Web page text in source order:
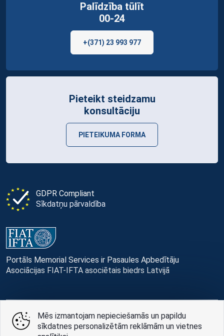
GDPR Compliant
Sīkdatņu pārvaldība
Portāls Memorial Services ir Pasaules Apbedītāju
Asociācijas FIAT-IFTA asociētais biedrs Latvijā
Palīdzība tūlīt
00-24
+(371) 23 993 977
Pieteikt steidzamu
konsultāciju
PIETEIKUMA FORMA
© Memorial Services, 2016 — 2026 pr3-g
Mēs izmantojam nepieciešamās un papildu
sīkdatnes personalizētām reklāmām un vietnes